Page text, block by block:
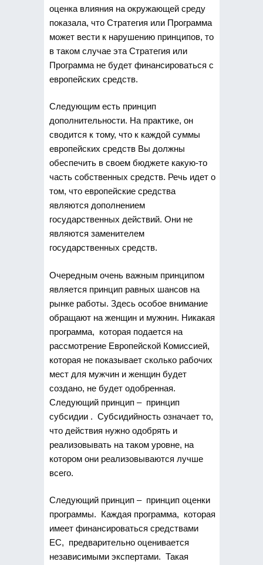
оценка влияния на окружающей среду
показала, что Стратегия или Программа
может вести к нарушению принципов, то
в таком случае эта Стратегия или
Программа не будет финансироваться с
европейских средств.
Следующим есть принцип
дополнительности. На практике, он
сводится к тому, что к каждой суммы
европейских средств Вы должны
обеспечить в своем бюджете какую-то
часть собственных средств. Речь идет о
том, что европейские средства
являются дополнением
государственных действий. Они не
являются заменителем
государственных средств.
Очередным очень важным принципом
является принцип равных шансов на
рынке работы. Здесь особое внимание
обращают на женщин и мужнин. Никакая
программа, которая подается на
рассмотрение Европейской Комиссией,
которая не показывает сколько рабочих
мест для мужчин и женщин будет
создано, не будет одобренная.
Следующий принцип – принцип
субсидии . Субсидийность означает то,
что действия нужно одобрять и
реализовывать на таком уровне, на
котором они реализовываются лучше
всего.
Следующий принцип – принцип оценки
программы. Каждая программа, которая
имеет финансироваться средствами
ЕС, предварительно оценивается
независимыми экспертами. Такая